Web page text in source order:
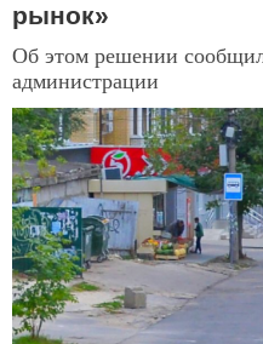
рынок»
Об этом решении
администрации